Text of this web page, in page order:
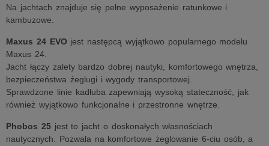
Na jachtach znajduje się pełne wyposażenie ratunkowe i
kambuzowe.
Maxus 24 EVOjest następcą wyjątkowo popularnego modelu
Maxus 24.
Jacht łączy zalety bardzo dobrej nautyki, komfortowego wnętrza,
bezpieczeństwa żeglugi i wygody transportowej.
Sprawdzone linie kadłuba zapewniają wysoką stateczność, jak
również wyjątkowo funkcjonalne i przestronne wnętrze.
Phobos 25jest to jacht o doskonałych własnościach
nautycznych. Pozwala na komfortowe żeglowanie 6-ciu osób, a